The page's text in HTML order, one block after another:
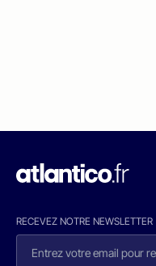
RECEVEZ NOTRE NEWSLETTER